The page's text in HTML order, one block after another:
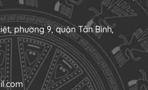
phường 9, quận Tân Bình,